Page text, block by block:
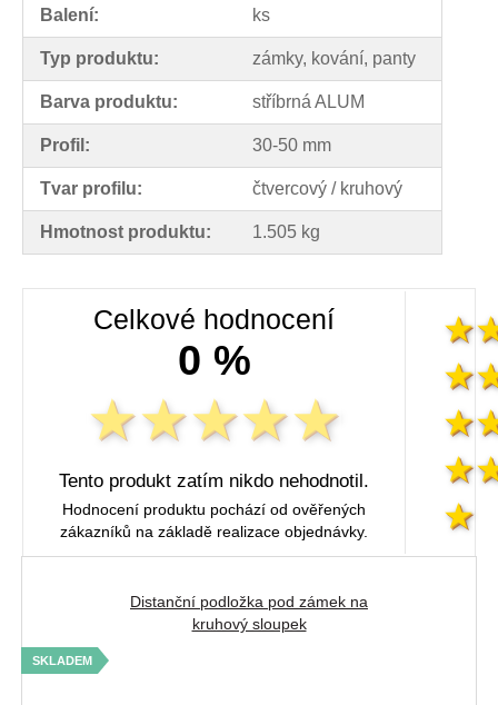
Balení: ks
Typ produktu: zámky, kování, panty
Barva produktu: stříbrná ALUM
Profil: 30-50 mm
Tvar profilu: čtvercový / kruhový
Hmotnost produktu: 1.505 kg
Celkové hodnocení
0 %
Tento produkt zatím nikdo nehodnotil.
Hodnocení produktu pochází od ověřených
zákazníků na základě realizace objednávky.
Distanční podložka pod zámek na
kruhový sloupek
SKLADEM